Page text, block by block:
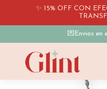
✨ 15% OFF CON
💌Envios en